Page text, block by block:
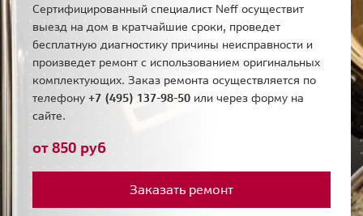
Сертифицированный специалист Neff осуществит
выезд на дом в кратчайшие сроки, проведет
бесплатную диагностику причины неисправности и
произведет ремонт с использованием оригинальных
комплектующих. Заказ ремонта осуществляется по
телефону +7 (495) 137-98-50 или через форму на
сайте.
от 850 руб
Заказать ремонт